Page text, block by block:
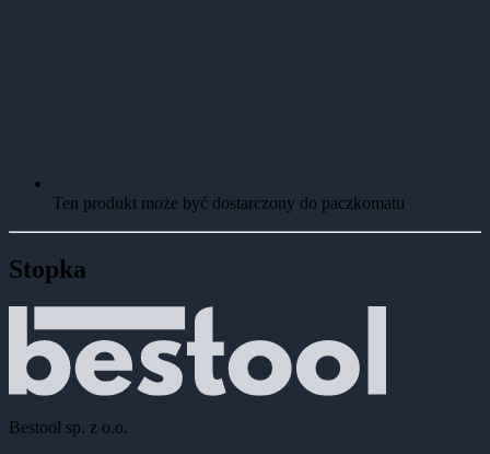
Ten produkt może być dostarczony do paczkomatu
Stopka
Bestool sp. z o.o.